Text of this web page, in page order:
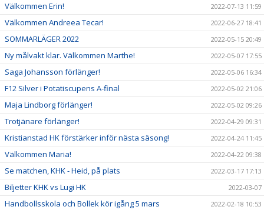
Välkommen Erin! 2022-07-13 11:59
Välkommen Andreea Tecar! 2022-06-27 18:41
SOMMARLÄGER 2022 2022-05-15 20:49
Ny målvakt klar. Välkommen Marthe! 2022-05-07 17:55
Saga Johansson förlänger! 2022-05-06 16:34
F12 Silver i Potatiscupens A-final 2022-05-02 21:06
Maja Lindborg förlänger! 2022-05-02 09:26
Trotjänare förlänger! 2022-04-29 09:31
Kristianstad HK förstärker inför nästa säsong! 2022-04-24 11:45
Välkommen Maria! 2022-04-22 09:38
Se matchen, KHK - Heid, på plats 2022-03-17 17:13
Biljetter KHK vs Lugi HK 2022-03-07
Handbollsskola och Bollek kör igång 5 mars 2022-02-18 10:53